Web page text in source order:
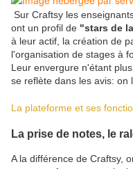
Sur Craftsy les
ont un profil de "stars de
à leur actif, la création de
l'organisation de stages à
Leur envergure n'étant
se reflète dans les avis: on
La plateforme et ses
La prise de notes, le
A la différence de Craftsy,